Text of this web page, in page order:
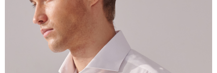
untuk menggunakan AFTEE.
Sila hubungi NP Taiwan Inc. di cs_tw@netprotections.co.jp
mempunyai sebarang kebimbangan mengenai pemprosesan dan
penggunaan pada data peribadi. Jika anda tidak bersetuju dengan data
peribadi yang disenaraikan seperti di atas akan dikumpul dan digunakan
oleh AFTEE, sila jangan gunakan perkhidmatan ini.